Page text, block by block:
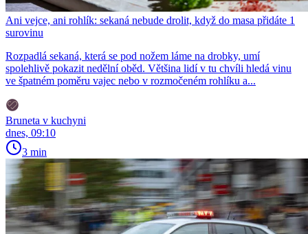
Ani vejce, ani rohlík: sekaná nebude drolit, když do masa přidáte 1
surovinu
Rozpadlá sekaná, která se pod nožem láme na drobky, umí
spolehlivě pokazit nedělní oběd. Většina lidí v tu chvíli hledá vinu
ve špatném poměru vajec nebo v rozmočeném rohlíku a...
Bruneta v kuchyni
dnes, 09:10
3 min